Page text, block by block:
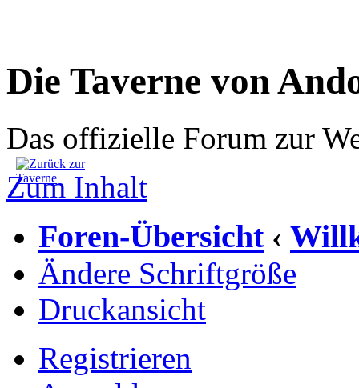
Die Taverne von
Das offizielle Forum zur
Zum Inhalt
Foren-Übersicht ‹
Ändere Schriftgröße
Druckansicht
Registrieren